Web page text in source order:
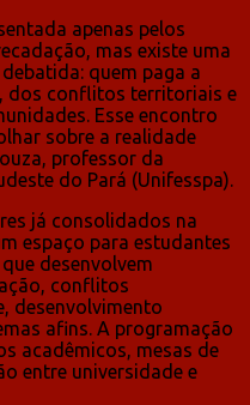
apenas pelos
mas existe uma
quem paga a
dos conflitos territoriais e
Esse encontro
sobre a realidade
professor da
do Pará (Unifesspa).
já consolidados na
espaço para estudantes
desenvolvem
conflitos
desenvolvimento
afins. A programação
acadêmicos, mesas de
entre universidade e